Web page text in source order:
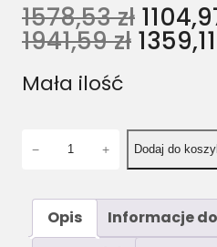
1578,53zł
1941,59zł 1359,11
Mała ilość
− + Dodaj do
Opis
Informacje